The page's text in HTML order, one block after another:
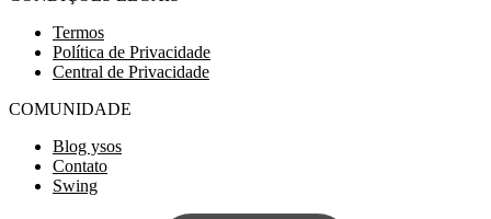
Termos
Política de Privacidade
Central de Privacidade
COMUNIDADE
Blog ysos
Contato
Swing